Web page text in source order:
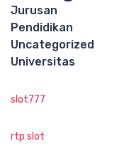
Jurusan
Pendidikan
Uncategorized
Universitas
slot777
rtp slot